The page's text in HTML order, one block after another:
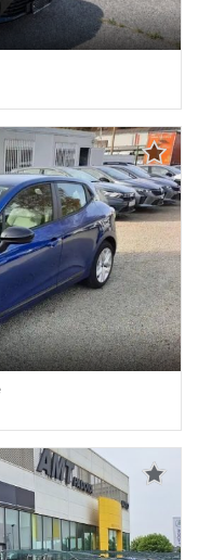
• 5 Porte • ABS •
• Airbag testa •
• Chiusura
della corsia •
LED • Frenata
• Isofix •
di luce • Sensore di
• Touch screen •
• 5 Porte • ABS •
• Airbag Passeggero •
Bluetooth • Chiusura
della corsia •
LED • Fendinebbia •
elettronico •